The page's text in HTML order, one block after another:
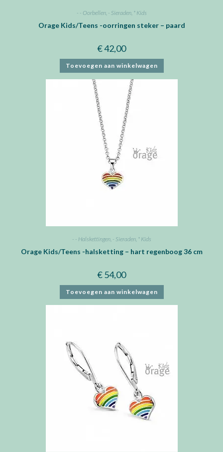
- - Oorbellen, - Sieraden, * Kids
Orage Kids/Teens -oorringen steker – paard
€42,00
Toevoegen aan winkelwagen
- - Halskettingen, - Sieraden, * Kids
Orage Kids/Teens -halsketting – hart regenboog 36 cm
€54,00
Toevoegen aan winkelwagen